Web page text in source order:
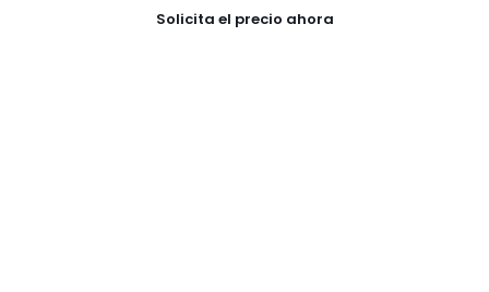
Solicita el precio ahora